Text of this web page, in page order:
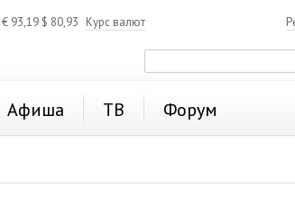
€ 93,19 $ 80,93 Курс валют
Афиша ТВ Форум